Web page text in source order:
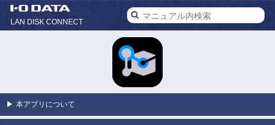
LAN DISK CONNECT
▶ 本アプリについて